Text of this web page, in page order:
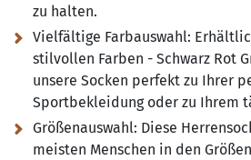
zu halten.
Vielfältige Farbauswahl:
stilvollen Farben - Schwarz Rot
unsere Socken perfekt zu Ihrer
Sportbekleidung oder zu Ihrem
Größenauswahl: Diese
meisten Menschen in den